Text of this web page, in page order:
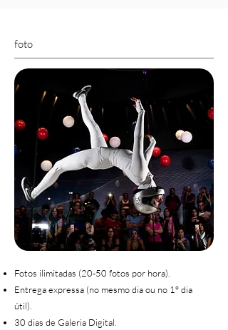
foto
Fotos ilimitadas (20-50 fotos por hora).
Entrega expressa (no mesmo dia ou no 1º dia
útil).
30 dias de Galeria Digital.​​​